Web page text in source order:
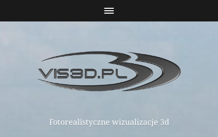
Fotorealistyczne wizualizacje 3d